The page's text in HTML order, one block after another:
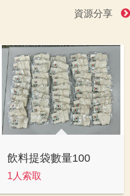
資源分享
飲料提袋數量100
1人索取